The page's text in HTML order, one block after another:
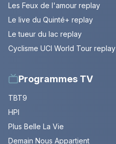
Les Feux de l'amour replay
Le live du Quinté+ replay
Le tueur du lac replay
Cyclisme UCI World Tour replay
Programmes TV
TBT9
HPI
Plus Belle La Vie
Demain Nous Appartient